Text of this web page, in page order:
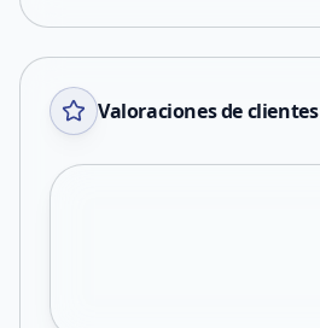
Valoraciones de clientes